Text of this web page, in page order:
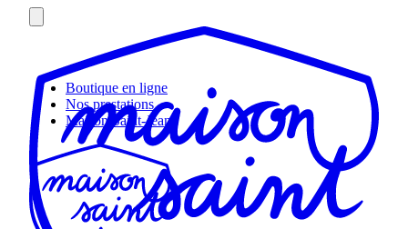
Skip
to
Boutique en ligne
Nos prestations
Maison Saint-Jean